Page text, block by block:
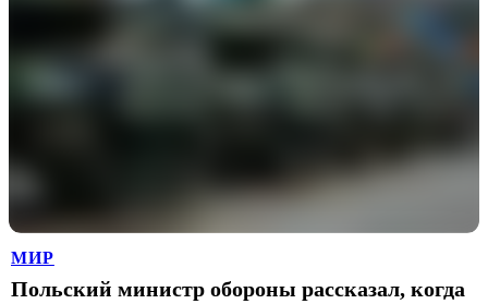
МИР
Польский министр обороны рассказал, когда